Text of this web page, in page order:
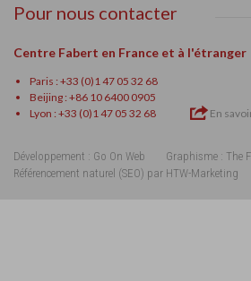
Pour nous contacter
Centre Fabert en France et à l'étranger
Paris : +33 (0)1 47 05 32 68
Beijing : +86 10 6400 0905
Lyon : +33 (0)1 47 05 32 68
En
Développement : Go On Web Graphisme : The
Référencement naturel (SEO) par HTW-Marketing